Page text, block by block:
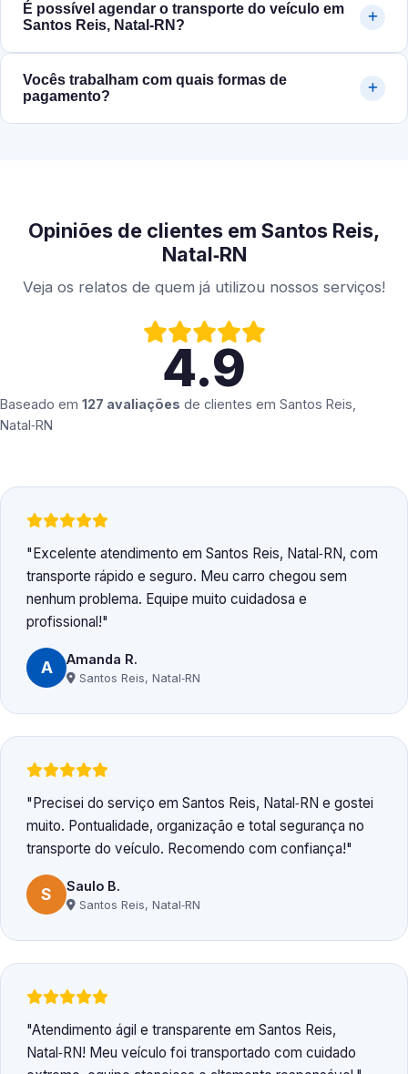
É possível agendar o transporte do veículo em
Santos Reis, Natal‑RN?
Vocês trabalham com quais formas de
pagamento?
Opiniões de clientes em Santos Reis,
Natal‑RN
Veja os relatos de quem já utilizou nossos serviços!
4.9
Baseado em 127 avaliações de clientes em Santos Reis,
Natal‑RN
Excelente atendimento em Santos Reis, Natal‑RN, com
transporte rápido e seguro. Meu carro chegou sem
nenhum problema. Equipe muito cuidadosa e
profissional!
A Amanda R.
Santos Reis, Natal‑RN
Precisei do serviço em Santos Reis, Natal‑RN e gostei
muito. Pontualidade, organização e total segurança no
transporte do veículo. Recomendo com confiança!
S Saulo B.
Santos Reis, Natal‑RN
Atendimento ágil e transparente em Santos Reis,
Natal‑RN! Meu veículo foi transportado com cuidado